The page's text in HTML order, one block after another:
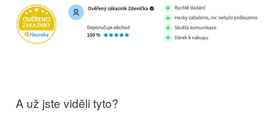
A už jste viděli tyto?